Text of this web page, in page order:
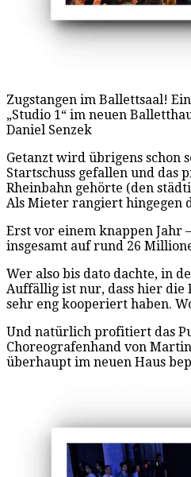
Zugstangen im Ballettsaal!
„Studio 1“ im neuen
Daniel Senzek
Getanzt wird übrigens schon
Startschuss gefallen und das
Rheinbahn gehörte (den
Als Mieter rangiert hingegen
Erst vor einem knappen Jahr
insgesamt auf rund 26
Wer also bis dato dachte, in
Auffällig ist nur, dass hier die
sehr eng kooperiert haben.
Und natürlich profitiert das
Choreografenhand von
überhaupt im neuen Haus